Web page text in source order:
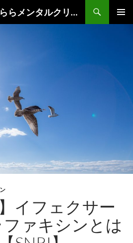
【精神科/心療内科】ららメンタルクリニック
イフェクサー
ァキシンとは